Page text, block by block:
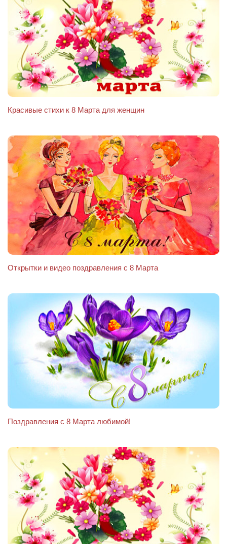
Красивые стихи к 8 Марта для женщин
Открытки и видео поздравления с 8 Марта
Поздравления с 8 Марта любимой!